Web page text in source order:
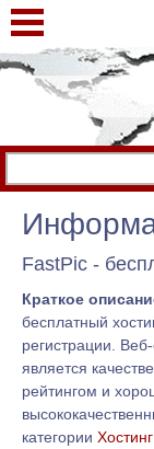
FastPic -
Краткое
бесплатный
регистрации.
является
рейтингом и
категории